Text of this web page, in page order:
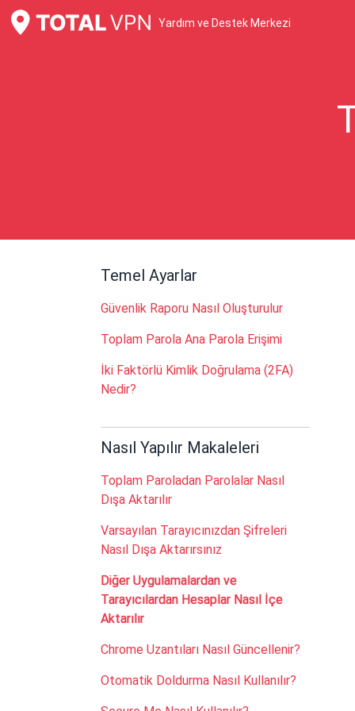
Yardım ve Destek Merkezi
Temel Ayarlar
Güvenlik Raporu Nasıl Oluşturulur
Toplam Parola Ana Parola Erişimi
İki Faktörlü Kimlik Doğrulama (2FA)
Nedir?
Nasıl Yapılır Makaleleri
Toplam Paroladan Parolalar Nasıl
Dışa Aktarılır
Varsayılan Tarayıcınızdan Şifreleri
Nasıl Dışa Aktarırsınız
Diğer Uygulamalardan ve
Tarayıcılardan Hesaplar Nasıl İçe
Aktarılır
Chrome Uzantıları Nasıl Güncellenir?
Otomatik Doldurma Nasıl Kullanılır?